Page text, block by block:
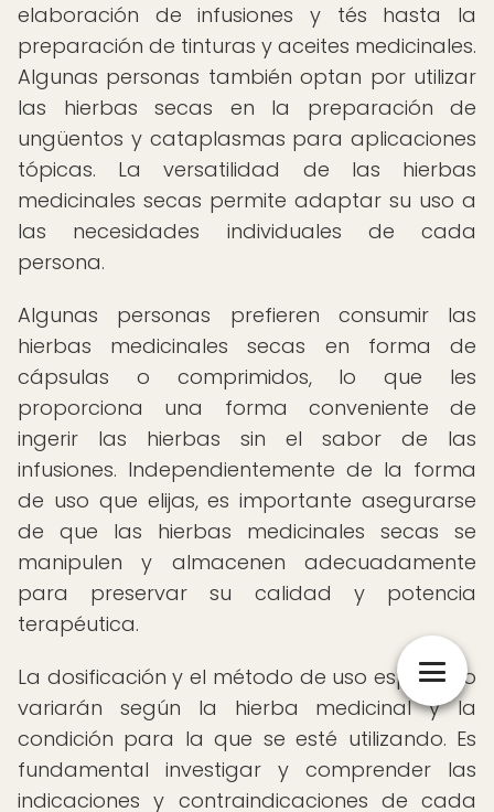
elaboración de infusiones y tés hasta la
preparación de tinturas y aceites medicinales.
Algunas personas también optan por utilizar
las hierbas secas en la preparación de
ungüentos y cataplasmas para aplicaciones
tópicas. La versatilidad de las hierbas
medicinales secas permite adaptar su uso a
las necesidades individuales de cada
persona.
Algunas personas prefieren consumir las
hierbas medicinales secas en forma de
cápsulas o comprimidos, lo que les
proporciona una forma conveniente de
ingerir las hierbas sin el sabor de las
infusiones. Independientemente de la forma
de uso que elijas, es importante asegurarse
de que las hierbas medicinales secas se
manipulen y almacenen adecuadamente
para preservar su calidad y potencia
terapéutica.
La dosificación y el método de uso específico
variarán según la hierba medicinal y la
condición para la que se esté utilizando. Es
fundamental investigar y comprender las
indicaciones y contraindicaciones de cada